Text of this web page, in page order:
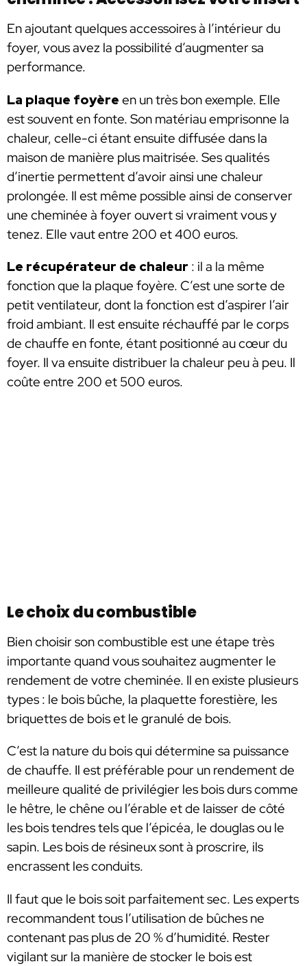
En ajoutant quelques accessoires à l’intérieur du
foyer, vous avez la possibilité d’augmenter sa
performance.
La plaque foyère en un très bon exemple. Elle
est souvent en fonte. Son matériau emprisonne la
chaleur, celle-ci étant ensuite diffusée dans la
maison de manière plus maitrisée. Ses qualités
d’inertie permettent d’avoir ainsi une chaleur
prolongée. Il est même possible ainsi de conserver
une cheminée à foyer ouvert si vraiment vous y
tenez. Elle vaut entre 200 et 400 euros.
Le récupérateur de chaleur : il a la même
fonction que la plaque foyère. C’est une sorte de
petit ventilateur, dont la fonction est d’aspirer l’air
froid ambiant. Il est ensuite réchauffé par le corps
de chauffe en fonte, étant positionné au cœur du
foyer. Il va ensuite distribuer la chaleur peu à peu. Il
coûte entre 200 et 500 euros.
Le choix du combustible
Bien choisir son combustible est une étape très
importante quand vous souhaitez augmenter le
rendement de votre cheminée. Il en existe plusieurs
types : le bois bûche, la plaquette forestière, les
briquettes de bois et le granulé de bois.
C’est la nature du bois qui détermine sa puissance
de chauffe. Il est préférable pour un rendement de
meilleure qualité de privilégier les bois durs comme
le hêtre, le chêne ou l’érable et de laisser de côté
les bois tendres tels que l’épicéa, le douglas ou le
sapin. Les bois de résineux sont à proscrire, ils
encrassent les conduits.
Il faut que le bois soit parfaitement sec. Les experts
recommandent tous l’utilisation de bûches ne
contenant pas plus de 20 % d’humidité. Rester
vigilant sur la manière de stocker le bois est